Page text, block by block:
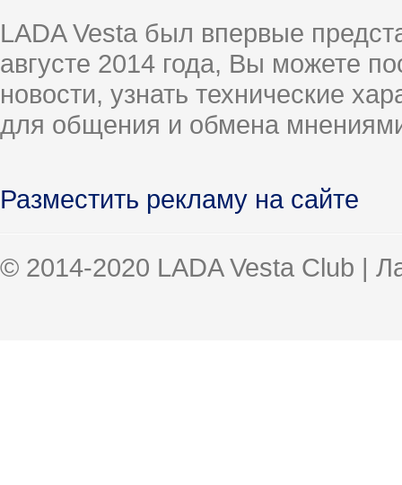
LADA Vesta был впервые
августе 2014 года, Вы можете
новости, узнать технические
для общения и обмена
Разместить рекламу на сайте
© 2014-2020 LADA Vesta Club |